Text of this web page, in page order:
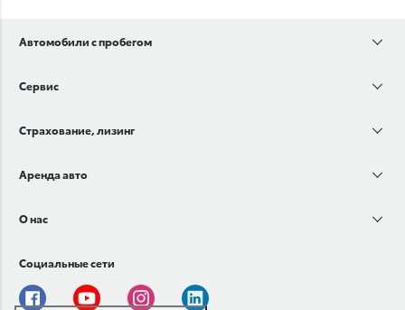
Автомобили с пробегом
Сервис
Страхование, лизинг
Аренда авто
О нас
Социальные сети
Facebook
YoutubeInstagram